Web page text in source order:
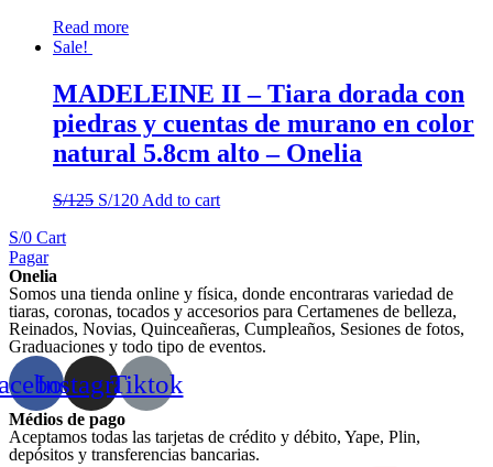
Read more
Sale!
MADELEINE II – Tiara dorada con
piedras y cuentas de murano en color
natural 5.8cm alto – Onelia
S/125 S/120 Add to cart
S/0 Cart
Pagar
Onelia
Somos una tienda online y física, donde encontraras variedad de
tiaras, coronas, tocados y accesorios para Certamenes de belleza,
Reinados, Novias, Quinceañeras, Cumpleaños, Sesiones de fotos,
Graduaciones y todo tipo de eventos.
InstagramTiktok
Médios de pago
Aceptamos todas las tarjetas de crédito y débito, Yape, Plin,
depósitos y transferencias bancarias.